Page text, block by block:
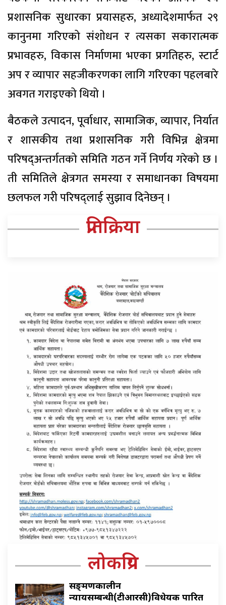
प्रशासनिक सुधारका प्रयासहरु, अध्यादेशमार्फत २९
कानुनमा गरिएको संशोधन र त्यसका सकारात्मक
प्रभावहरु, विकास निर्माणमा भएका प्रगतिहरु, स्टार्ट
अप र व्यापार सहजीकरणका लागि गरिएका पहलबारे
अवगत गराइएको थियो ।
बैठकले उत्पादन, पूर्वाधार, सामाजिक, व्यापार, निर्यात
र शासकीय तथा प्रशासनिक गरी विभिन्न क्षेत्रमा
परिषद्अन्तर्गतको समिति गठन गर्ने निर्णय गरेको छ ।
ती समितिले क्षेत्रगत समस्या र समाधानका विषयमा
छलफल गरी परिषद्लाई सुझाव दिनेछन् ।
प्रतिक्रिया
लोकप्रिय
सङ्क्रमणकालीन
न्यायसम्बन्धी(टीआरसी)विधेयक पारित